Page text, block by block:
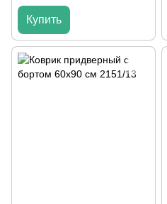
Купить